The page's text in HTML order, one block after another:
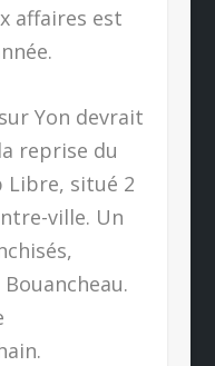
affaires est
Yon devrait
reprise du
Libre, situé 2
ville. Un